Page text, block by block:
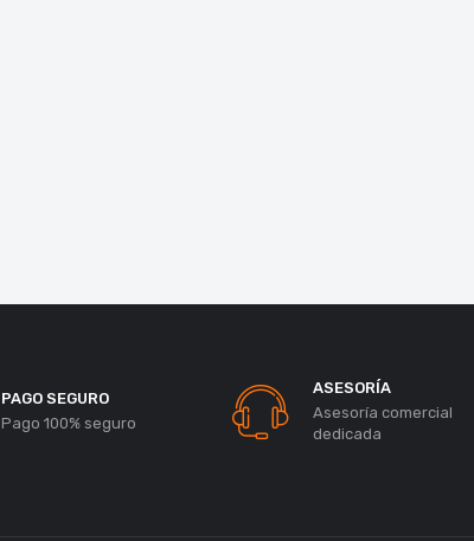
PAGO SEGURO
Pago 100% seguro
ASESORÍA
Asesoría comercial
dedicada